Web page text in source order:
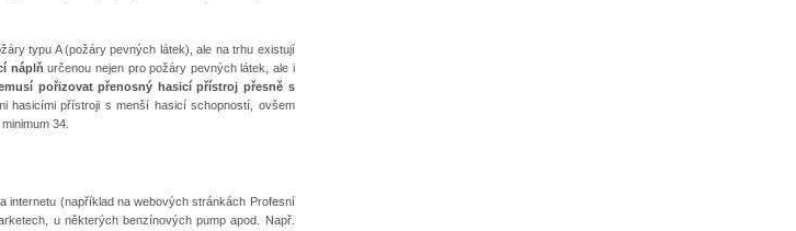
typu A (požáry pevných látek), ale na trhu existují
náplň určenou nejen pro požáry pevných látek, ale i
pořizovat přenosný hasicí přístroj přesně s
hasicími přístroji s menší hasicí schopností, ovšem
34.
internetu (například na webových stránkách Profesní
u některých benzínových pump apod. Např.